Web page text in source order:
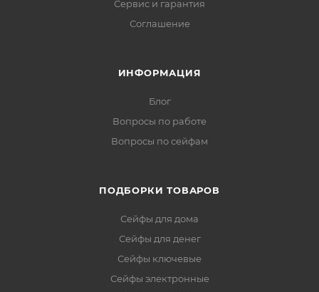
Сервис и гарантия
Соглашение
ИНФОРМАЦИЯ
Блог
Вопросы по работе
Вопросы по сейфам
ПОДБОРКИ ТОВАРОВ
Сейфы для дома
Сейфы для денег
Сейфы ключевые
Сейфы электронные